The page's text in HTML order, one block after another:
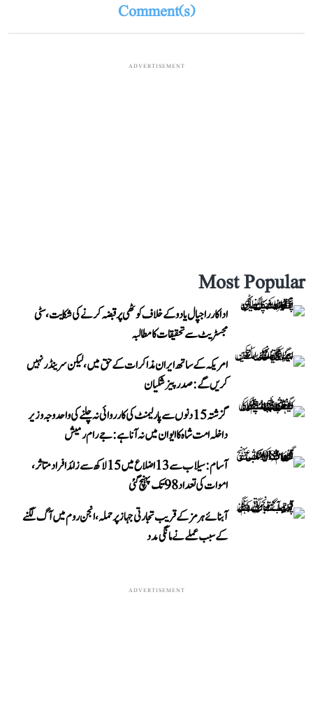
Comment(s)
ADVERTISEMENT
Most Popular
اداکار راجپال یادو کے خلاف کوٹھی پر قبضہ کرنے کی شکایت، سٹی
مجسٹریٹ سے تحقیقات کا مطالبہ
امریکہ کے ساتھ ایران مذاکرات کے حق میں، لیکن سرینڈر نہیں
کریں گے: صدر پیزشکیان
گزشتہ 15 دنوں سے پارلیمنٹ کی کارروائی نہ چلنے کی واحد وجہ وزیر
داخلہ امت شاہ کا ایوان میں نہ آنا ہے: جے رام رمیش
آسام: سیلاب سے 13 اضلاع میں 15 لاکھ سے زائد افراد متاثر،
اموات کی تعداد 98 تک پہنچ گئی
آبنائے ہرمز کے قریب تجارتی جہاز پر حملہ، انجن روم میں آگ لگنے
کے سبب عملے نے مانگی مدد
ADVERTISEMENT